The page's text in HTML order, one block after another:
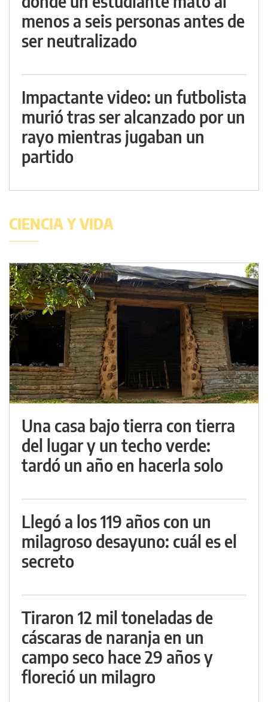
menos a seis personas antes de
ser neutralizado
Impactante video: un futbolista
murió tras ser alcanzado por un
rayo mientras jugaban un
partido
CIENCIA Y VIDA
Una casa bajo tierra con tierra
del lugar y un techo verde:
tardó un año en hacerla solo
Llegó a los 119 años con un
milagroso desayuno: cuál es el
secreto
Tiraron 12 mil toneladas de
cáscaras de naranja en un
campo seco hace 29 años y
floreció un milagro